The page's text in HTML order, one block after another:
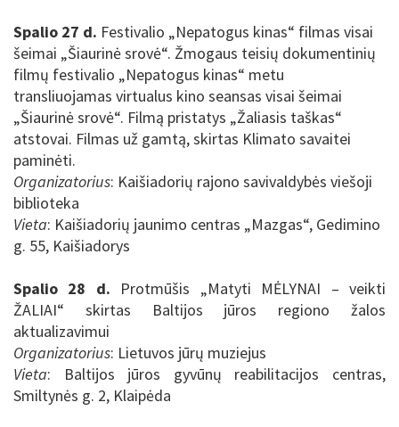
Spalio 27 d. Festivalio „Nepatogus kinas“ filmas visai
šeimai „Šiaurinė srovė“. Žmogaus teisių dokumentinių
filmų festivalio „Nepatogus kinas“ metu
transliuojamas virtualus kino seansas visai šeimai
„Šiaurinė srovė“. Filmą pristatys „Žaliasis taškas“
atstovai. Filmas už gamtą, skirtas Klimato savaitei
paminėti.
Organizatorius: Kaišiadorių rajono savivaldybės viešoji
biblioteka
Vieta: Kaišiadorių jaunimo centras „Mazgas“, Gedimino
g. 55, Kaišiadorys
Spalio 28 d. Protmūšis „Matyti MĖLYNAI – veikti
ŽALIAI“ skirtas Baltijos jūros regiono žalos
aktualizavimui
Organizatorius: Lietuvos jūrų muziejus
Vieta:
Baltijos jūros gyvūnų reabilitacijos centras,
Smiltynės g. 2, Klaipėda